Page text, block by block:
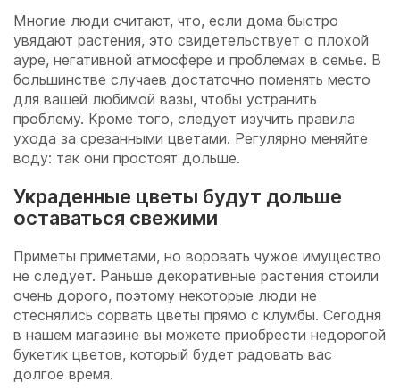
Многие люди считают, что, если дома быстро
увядают растения, это свидетельствует о плохой
ауре, негативной атмосфере и проблемах в семье. В
большинстве случаев достаточно поменять место
для вашей любимой вазы, чтобы устранить
проблему. Кроме того, следует изучить правила
ухода за срезанными цветами. Регулярно меняйте
воду: так они простоят дольше.
Украденные цветы будут дольше
оставаться свежими
Приметы приметами, но воровать чужое имущество
не следует. Раньше декоративные растения стоили
очень дорого, поэтому некоторые люди не
стеснялись сорвать цветы прямо с клумбы. Сегодня
в нашем магазине вы можете приобрести недорогой
букетик цветов, который будет радовать вас
долгое время.